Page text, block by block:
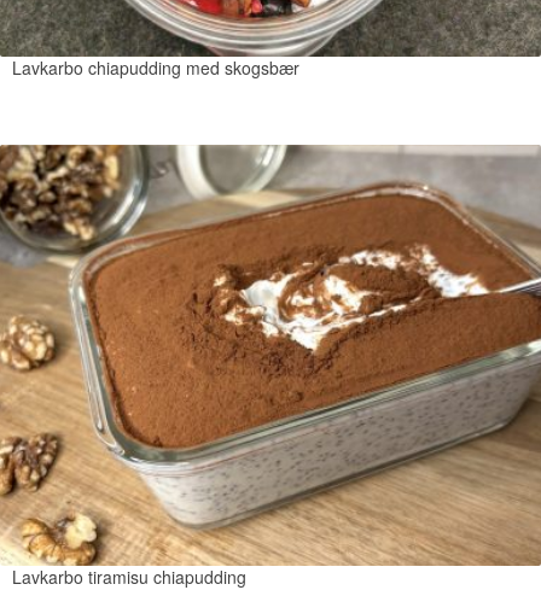
Lavkarbo chiapudding med skogsbær
Lavkarbo tiramisu chiapudding